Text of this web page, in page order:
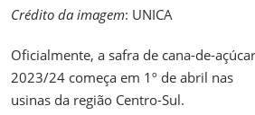
Crédito da imagem: UNICA
Oficialmente, a safra de cana-de-açúcar
2023/24 começa em 1º de abril nas
usinas da região Centro-Sul.